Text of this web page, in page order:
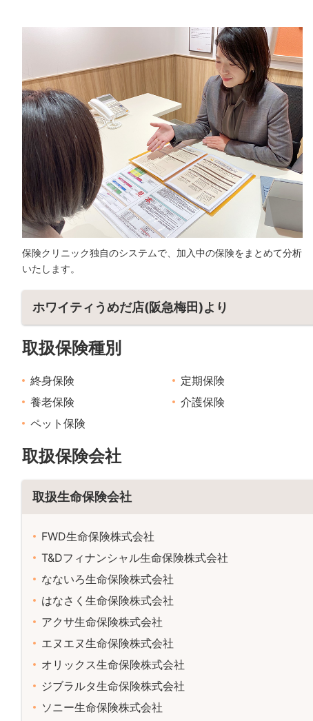
保険クリニック独自のシステムで、加入中の保険をまとめて分析
いたします。
ホワイティうめだ店(阪急梅田)より
取扱保険種別
終身保険 定期保険
養老保険
介護保険
ペット保険
取扱保険会社
取扱生命保険会社
FWD生命保険株式会社
T&Dフィナンシャル生命保険株式会社
なないろ生命保険株式会社
はなさく生命保険株式会社
アクサ生命保険株式会社
エヌエヌ生命保険株式会社
オリックス生命保険株式会社
ジブラルタ生命保険株式会社
ソニー生命保険株式会社